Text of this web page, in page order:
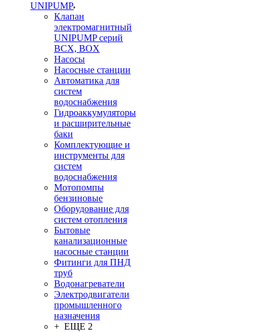
UNIPUMP
Клапан
электромагнитный
UNIPUMP серий
BCX, BOX
Насосы
Насосные станции
Автоматика для
систем
водоснабжения
Гидроаккумуляторы
и расширительные
баки
Комплектующие и
инструменты для
систем
водоснабжения
Мотопомпы
бензиновые
Оборудование для
систем отопления
Бытовые
канализационные
насосные станции
Фитинги для ПНД
труб
Водонагреватели
Электродвигатели
промышленного
назначения
+ ЕЩЕ 2